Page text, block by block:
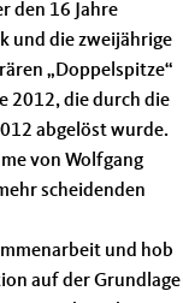
den 16 Jahre
und die zweijährige
„Doppelspitze“
2012, die durch die
abgelöst wurde.
von Wolfgang
scheidenden
und hob
auf der Grundlage